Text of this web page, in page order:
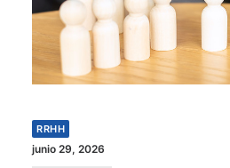
RRHH
junio 29, 2026